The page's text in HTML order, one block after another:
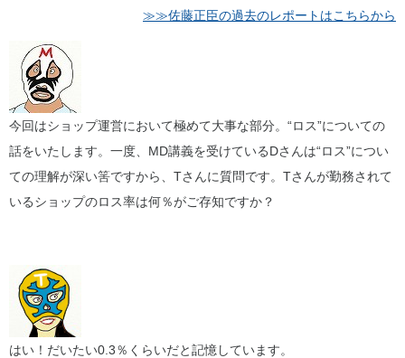
≫≫佐藤正臣の過去のレポートはこちらから
今回はショップ運営において極めて大事な部分。“ロス”についての
話をいたします。一度、MD講義を受けているDさんは“ロス”につい
ての理解が深い筈ですから、Tさんに質問です。Tさんが勤務されて
いるショップのロス率は何％がご存知ですか？
はい！だいたい0.3％くらいだと記憶しています。